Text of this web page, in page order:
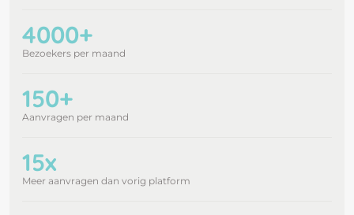
4000+
Bezoekers per maand
150+
Aanvragen per maand
15x
Meer aanvragen dan vorig platform